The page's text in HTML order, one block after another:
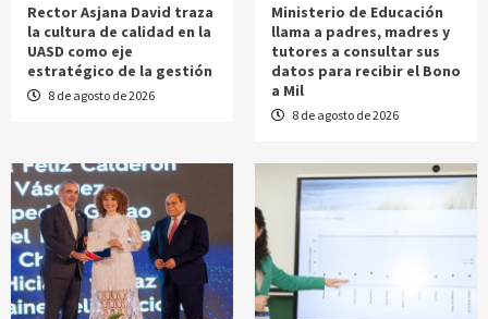
Rector Asjana David traza
la cultura de calidad en la
UASD como eje
estratégico de la gestión
8 de agosto de 2026
Ministerio de Educación
llama a padres, madres y
tutores a consultar sus
datos para recibir el Bono
a Mil
8 de agosto de 2026